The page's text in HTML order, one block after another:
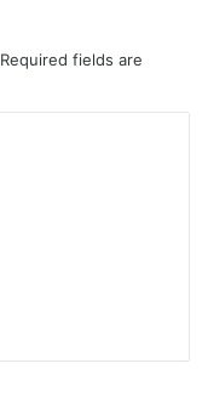
Required fields are